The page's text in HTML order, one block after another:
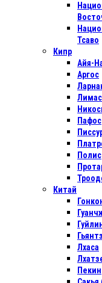
Тсаво
Кипр
Айя-
Аргос
Пафос
Полис
Китай
Лхаса
Пекин